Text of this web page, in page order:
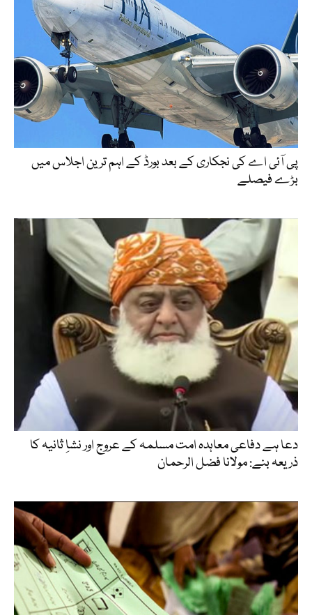
پی آئی اے کی نجکاری کے بعد بورڈ کے اہم ترین اجلاس میں
بڑے فیصلے
دعا ہے دفاعی معاہدہ امت مسلمہ کے عروج اور نشاِ ثانیہ کا
ذریعہ بنے: مولانا فضل الرحمان